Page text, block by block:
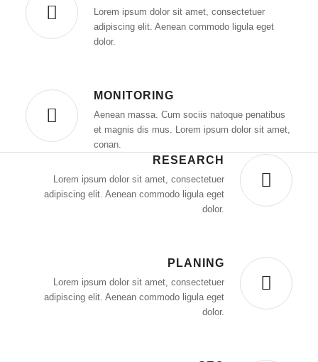
Lorem ipsum dolor sit amet, consectetuer
adipiscing elit. Aenean commodo ligula eget
dolor.
MONITORING
Aenean massa. Cum sociis natoque penatibus
et magnis dis mus. Lorem ipsum dolor sit amet,
conan.
RESEARCH
Lorem ipsum dolor sit amet, consectetuer
adipiscing elit. Aenean commodo ligula eget
dolor.
PLANING
Lorem ipsum dolor sit amet, consectetuer
adipiscing elit. Aenean commodo ligula eget
dolor.